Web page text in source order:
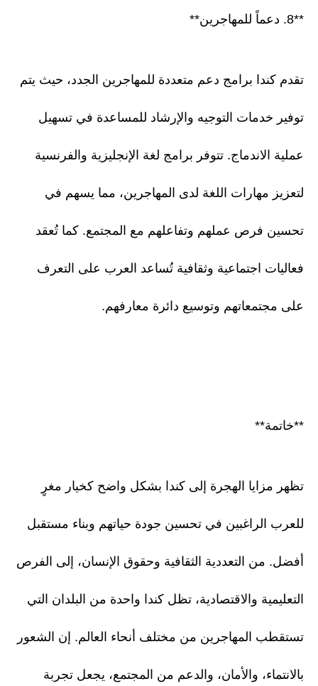
**8. دعماً للمهاجرين**
تقدم كندا برامج دعم متعددة للمهاجرين الجدد، حيث يتم
توفير خدمات التوجيه والإرشاد للمساعدة في تسهيل
عملية الاندماج. تتوفر برامج لغة الإنجليزية والفرنسية
لتعزيز مهارات اللغة لدى المهاجرين، مما يسهم في
تحسين فرص عملهم وتفاعلهم مع المجتمع. كما تُعقد
فعاليات اجتماعية وثقافية تُساعد العرب على التعرف
على مجتمعاتهم وتوسيع دائرة معارفهم.
**خاتمة**
تظهر مزايا الهجرة إلى كندا بشكل واضح كخيار مغرٍ
للعرب الراغبين في تحسين جودة حياتهم وبناء مستقبل
أفضل. من التعددية الثقافية وحقوق الإنسان، إلى الفرص
التعليمية والاقتصادية، تظل كندا واحدة من البلدان التي
تستقطب المهاجرين من مختلف أنحاء العالم. إن الشعور
بالانتماء، والأمان، والدعم من المجتمع، يجعل تجربة